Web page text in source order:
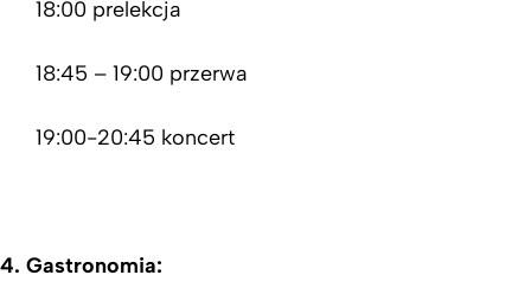
18:00 prelekcja
18:45 – 19:00 przerwa
19:00-20:45 koncert
4. Gastronomia: